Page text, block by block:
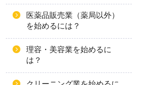
医薬品販売業（薬局以外）
を始めるには？
理容・美容業を始めるに
は？